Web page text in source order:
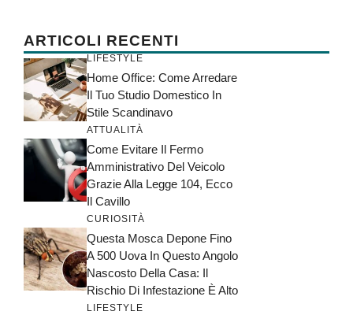
ARTICOLI RECENTI
LIFESTYLE
Home Office: Come Arredare
Il Tuo Studio Domestico In
Stile Scandinavo
ATTUALITÀ
Come Evitare Il Fermo
Amministrativo Del Veicolo
Grazie Alla Legge 104, Ecco
Il Cavillo
CURIOSITÀ
Questa Mosca Depone Fino
A 500 Uova In Questo Angolo
Nascosto Della Casa: Il
Rischio Di Infestazione È Alto
LIFESTYLE